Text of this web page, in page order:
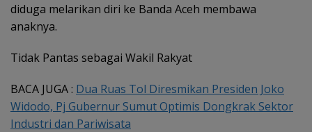
diduga melarikan diri ke Banda Aceh membawa
anaknya.
Tidak Pantas sebagai Wakil Rakyat
BACA JUGA : Dua Ruas Tol Diresmikan Presiden Joko
Widodo, Pj Gubernur Sumut Optimis Dongkrak Sektor
Industri dan Pariwisata